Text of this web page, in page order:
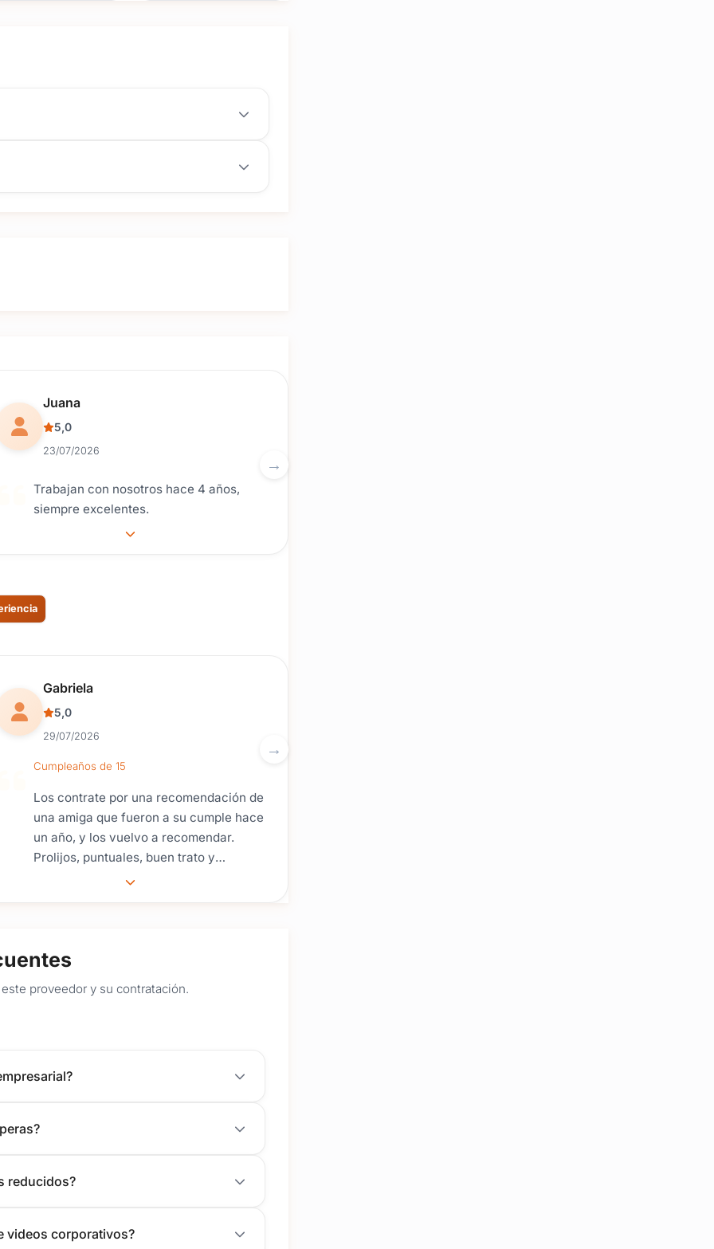
Reseña de usuario.
Juana
5,0
23/07/2026
Trabajan con nosotros hace 4 años,
siempre excelentes.
Reseña de usuario.
Gabriela
5,0
29/07/2026
Cumpleaños de 15
Los contrate por una recomendación de
una amiga que fueron a su cumple hace
un año, y los vuelvo a recomendar.
Prolijos, puntuales, buen trato y
excelente cotillón.
proveedor y su contratación.
reducidos?
videos corporativos?